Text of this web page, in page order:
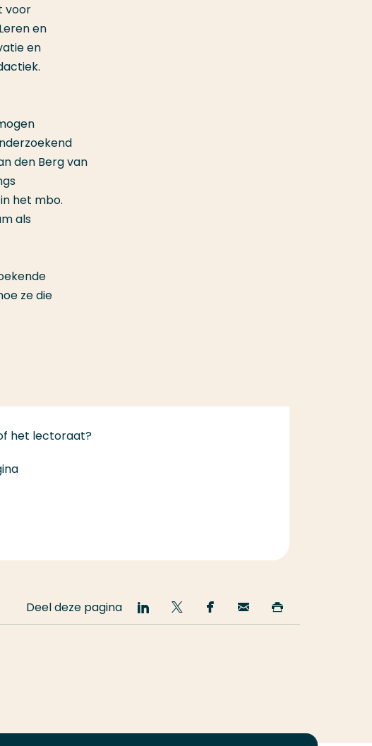
voor
en
en
den Berg van
het mbo.
als
ze die
het lectoraat?
Deel deze pagina
Deel
op
Deel
op
Deel
op
Email
deze deze